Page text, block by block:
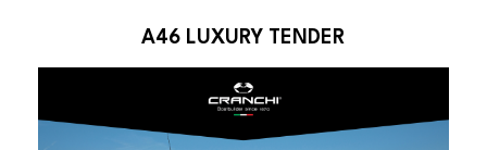
A46 LUXURY TENDER